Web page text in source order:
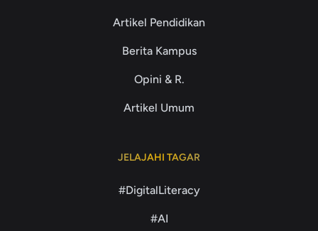
Artikel Pendidikan
Berita Kampus
Opini & R.
Artikel Umum
JELAJAHI TAGAR
#DigitalLiteracy
#AI